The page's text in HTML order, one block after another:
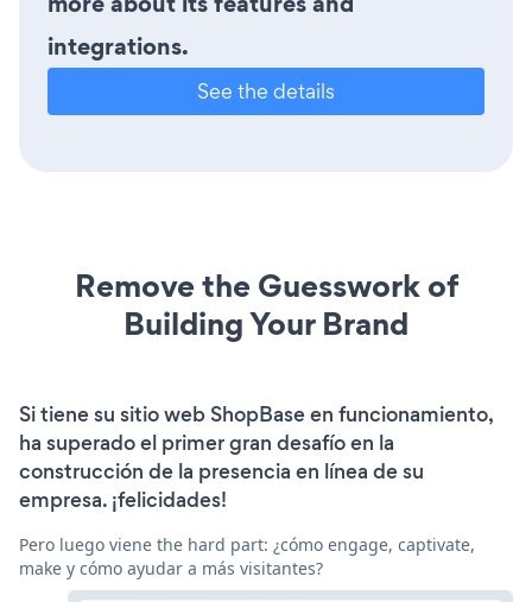
integrations.
See the details
Remove the Guesswork of
Building Your Brand
Si tiene su sitio web ShopBase en funcionamiento,
ha superado el primer gran desafío en la
construcción de la presencia en línea de su
empresa. ¡felicidades!
Pero luego viene the hard part: ¿cómo engage, captivate,
make y cómo ayudar a más visitantes?